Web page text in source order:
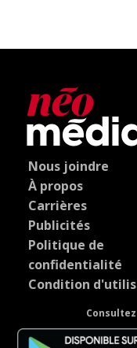
Nous joindre
À propos
Carrières
Publicités
Politique de
confidentialité
Condition